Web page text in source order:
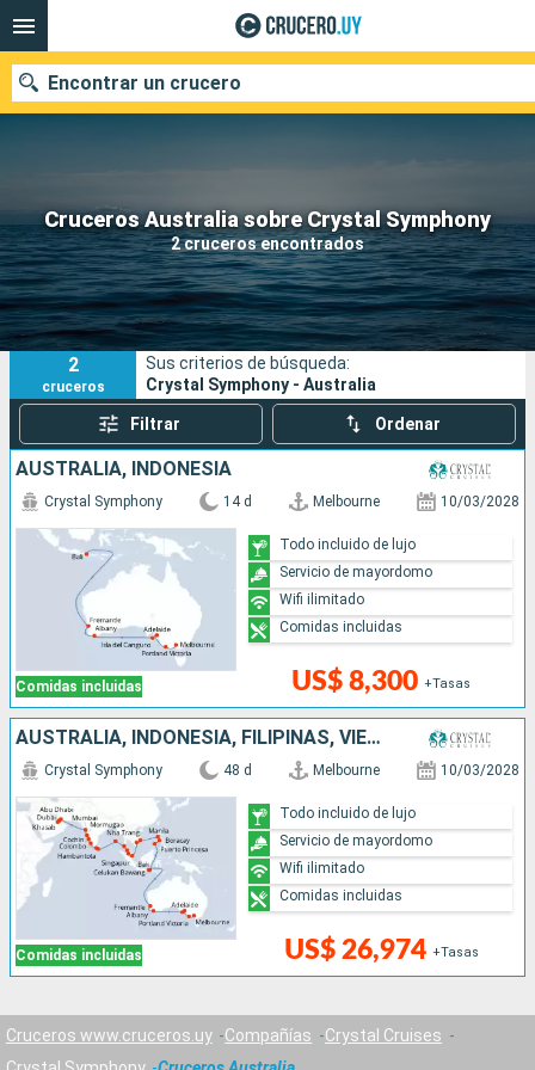
Cruceros Australia sobre Crystal Symphony
2 cruceros encontrados
Encontrar un crucero
Nuestros destinos
Fecha de salida
Puertos Compañías
Buscar
2
cruceros
Sus criterios de búsqueda:
Crystal Symphony - Australia
Filtrar Ordenar
AUSTRALIA, INDONESIA
Comidas incluidas
Crystal Symphony 14 d Melbourne 10/03/2028
US$ 8,300 +Tasas
Todo incluido de lujo
Servicio de mayordomo
Wifi ilimitado
Comidas incluidas
AUSTRALIA, INDONESIA, FILIPINAS, VIETNAM, SINGAPUR, MALASIA, TAILANDIA, SRI LANKA, INDIA, OMAN, EMIRATOS ÁRABES UNIDOS
Comidas incluidas
Crystal Symphony 48 d Melbourne 10/03/2028
US$ 26,974 +Tasas
Todo incluido de lujo
Servicio de mayordomo
Wifi ilimitado
Comidas incluidas
Cruceros www.cruceros.uy Compañías
Crystal Cruises